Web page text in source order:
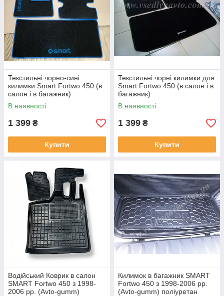
Текстильні чорно-сині
килимки Smart Fortwo 450 (в
салон і в багажник)
В наявності
1 399 ₴
Купити
Текстильні чорні килимки для
Smart Fortwo 450 (в салон і в
багажник)
В наявності
1 399 ₴
Купити
Водійський Коврик в салон
SMART Fortwo 450 з 1998-
2006 рр. (Avto-gumm)
Килимок в багажник SMART
Fortwo 450 з 1998-2006 рр.
(Avto-gumm) поліуретан